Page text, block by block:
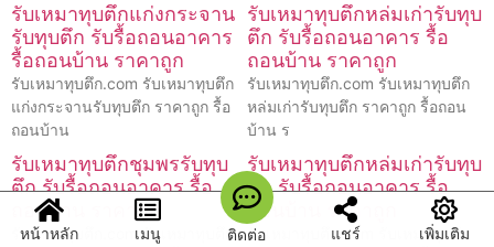
รับเหมาทุบตึกแก่งกระจาน
รับทุบตึก รับรื้อถอนอาคาร
รื้อถอนบ้าน ราคาถูก
รับเหมาทุบตึก.com รับเหมาทุบตึก
แก่งกระจานรับทุบตึก ราคาถูก รื้อ
ถอนบ้าน
รับเหมาทุบตึกหล่มเก่ารับทุบ
ตึก รับรื้อถอนอาคาร รื้อ
ถอนบ้าน ราคาถูก
รับเหมาทุบตึก.com รับเหมาทุบตึก
หล่มเก่ารับทุบตึก ราคาถูก รื้อถอน
บ้าน ร
รับเหมาทุบตึกชุมพรรับทุบ
ตึก รับรื้อถอนอาคาร รื้อ
ถอนบ้าน ราคาถูก
รับเหมาทุบตึก.com รับเหมาทุบตึก
รับเหมาทุบตึกหล่มเก่ารับทุบ
ตึก รับรื้อถอนอาคาร รื้อ
ถอนบ้าน ราคาถูก
รับเหมาทุบตึก.com รับเหมาทุบตึก
หน้าหลัก เมนู ติดต่อ แชร์ เพิ่มเติม